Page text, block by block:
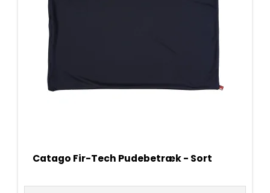
Catago Fir-Tech Pudebetræk - Sort